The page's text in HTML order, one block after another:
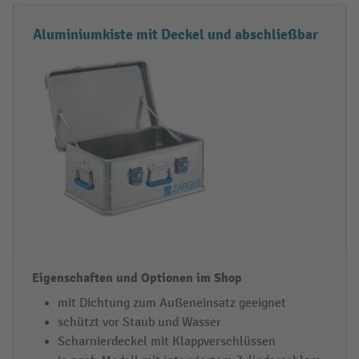
T
a
p
r
t
x
n
o
S
Aluminiumkiste mit Deckel und abschließbar
mit Dichtung zum Außeneinsatz geeignet
schützt vor Staub und Wasser
Scharnierdeckel mit Klappverschlüssen